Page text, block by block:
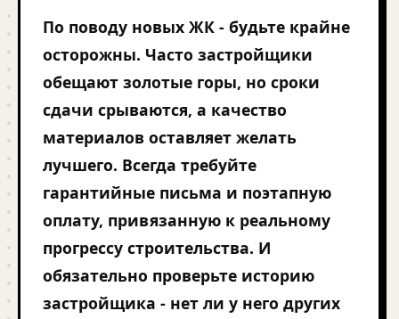
По поводу новых ЖК - будьте крайне
осторожны. Часто застройщики
обещают золотые горы, но сроки
сдачи срываются, а качество
материалов оставляет желать
лучшего. Всегда требуйте
гарантийные письма и поэтапную
оплату, привязанную к реальному
прогрессу строительства. И
обязательно проверьте историю
застройщика - нет ли у него других